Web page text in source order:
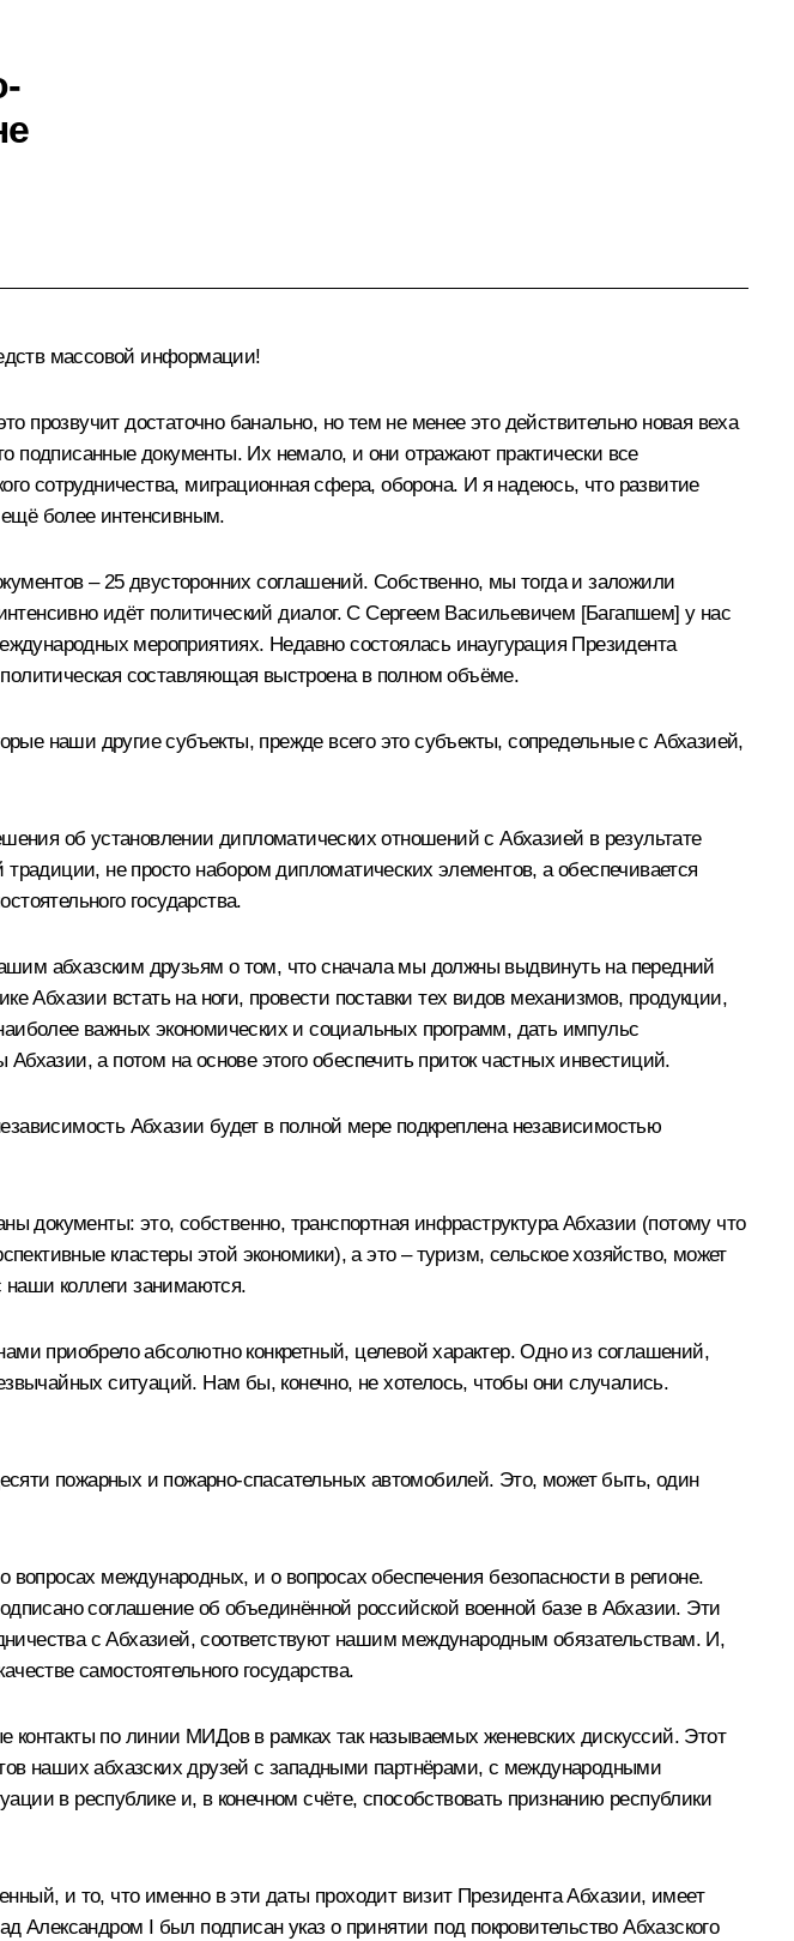
массовой информации!
достаточно банально, но тем не менее это действительно новая веха
подписанные документы. Их немало, и они отражают практически все
сотрудничества, миграционная сфера, оборона. И я надеюсь, что развитие
более интенсивным.
– 25 двусторонних соглашений. Собственно, мы тогда и заложили
идёт политический диалог. С Сергеем Васильевичем [Багапшем] у нас
мероприятиях. Недавно состоялась инаугурация Президента
составляющая выстроена в полном объёме.
наши другие субъекты, прежде всего это субъекты, сопредельные с Абхазией,
об установлении дипломатических отношений с Абхазией в результате
не просто набором дипломатических элементов, а обеспечивается
государства.
абхазским друзьям о том, что сначала мы должны выдвинуть на передний
Абхазии встать на ноги, провести поставки тех видов механизмов, продукции,
важных экономических и социальных программ, дать импульс
а потом на основе этого обеспечить приток частных инвестиций.
Абхазии будет в полной мере подкреплена независимостью
документы: это, собственно, транспортная инфраструктура Абхазии (потому что
кластеры этой экономики), а это – туризм, сельское хозяйство, может
наши коллеги занимаются.
приобрело абсолютно конкретный, целевой характер. Одно из соглашений,
ситуаций. Нам бы, конечно, не хотелось, чтобы они случались.
пожарных и пожарно-спасательных автомобилей. Это, может быть, один
международных, и о вопросах обеспечения безопасности в регионе.
соглашение об объединённой российской военной базе в Абхазии. Эти
с Абхазией, соответствуют нашим международным обязательствам. И,
самостоятельного государства.
по линии МИДов в рамках так называемых женевских дискуссий. Этот
наших абхазских друзей с западными партнёрами, с международными
в республике и, в конечном счёте, способствовать признанию республики
и то, что именно в эти даты проходит визит Президента Абхазии, имеет
Александром I был подписан указ о принятии под покровительство Абхазского